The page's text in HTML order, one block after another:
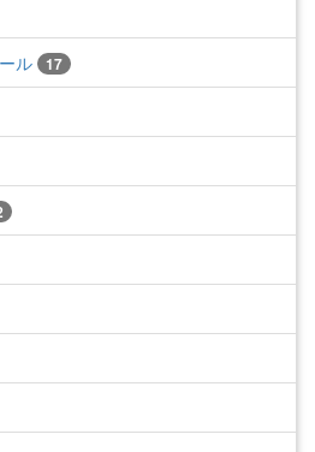
ル 17